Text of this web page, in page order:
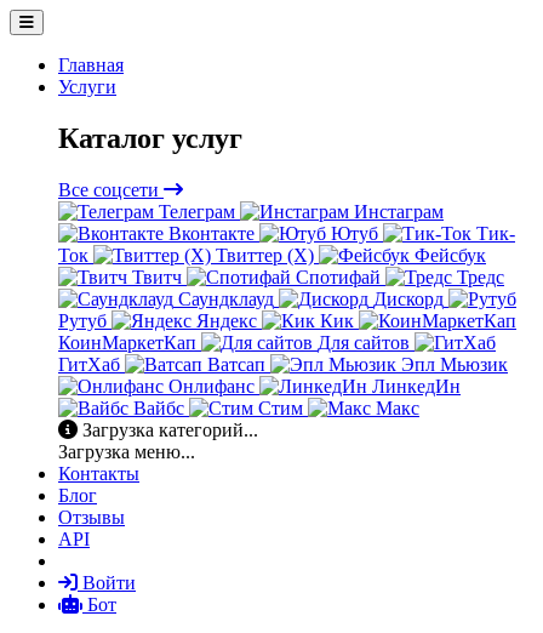
Главная
Услуги
Каталог услуг
Все соцсети
Телеграм
Инстаграм
Вконтакте
Ютуб
Тик-
Ток
Твиттер (X)
Фейсбук
Твитч
Спотифай
Тредс
Саундклауд
Дискорд
Рутуб
Яндекс
Кик
КоинМаркетКап
Для сайтов
ГитХаб
Ватсап
Эпл Мьюзик
Онлифанс
ЛинкедИн
Вайбс
Стим
Макс
Загрузка категорий...
Загрузка меню...
Контакты
Блог
Отзывы
API
Войти
Бот